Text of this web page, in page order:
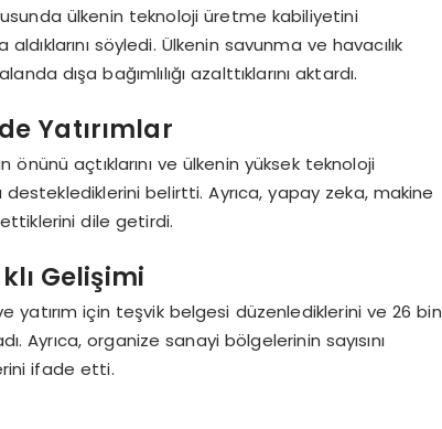
ülkenin teknoloji üretme kabiliyetini
söyledi. Ülkenin savunma ve havacılık
dışa bağımlılığı azalttıklarını aktardı.
Yatırımlar
önünü açtıklarını ve ülkenin yüksek teknoloji
belirtti. Ayrıca, yapay zeka, makine
dile getirdi.
Gelişimi
yatırım için teşvik belgesi düzenlediklerini ve 26 bin
Ayrıca, organize sanayi bölgelerinin sayısını
ifade etti.